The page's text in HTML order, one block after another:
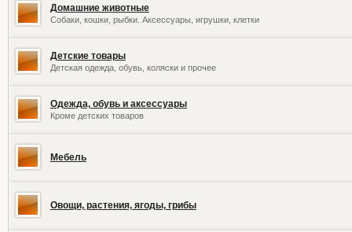
Домашние животные
Собаки, кошки, рыбки. Аксессуары, игрушки, клетки
Детские товары
Детская одежда, обувь, коляски и прочее
Одежда, обувь и аксессуары
Кроме детских товаров
Мебель
Овощи, растения, ягоды, грибы